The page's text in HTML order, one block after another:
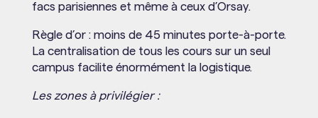
facs parisiennes et même à ceux d’Orsay.
Règle d’or : moins de 45 minutes porte-à-porte.
La centralisation de tous les cours sur un seul
campus facilite énormément la logistique.
Les zones à privilégier :